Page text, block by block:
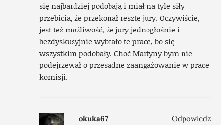
się najbardziej podobają i miał na tyle siły
przebicia, że przekonał resztę jury. Oczywiście,
jest też możliwość, że jury jednogłośnie i
bezdyskusyjnie wybrało te prace, bo się
wszystkim podobały. Choć Martyny bym nie
podejrzewał o przesadne zaangażowanie w prace
komisji.
okuka67 Odpowiedz